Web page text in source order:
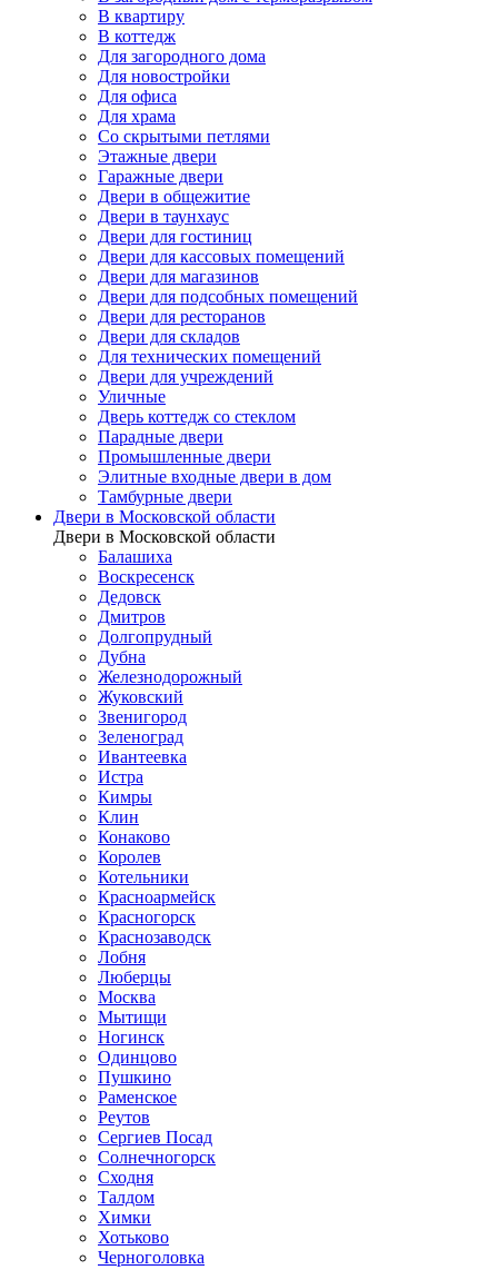
В квартиру
В коттедж
Для загородного дома
Для новостройки
Для офиса
Для храма
Со скрытыми петлями
Этажные двери
Гаражные двери
Двери в общежитие
Двери в таунхаус
Двери для гостиниц
Двери для кассовых помещений
Двери для магазинов
Двери для подсобных помещений
Двери для ресторанов
Двери для складов
Для технических помещений
Двери для учреждений
Уличные
Дверь коттедж со стеклом
Парадные двери
Промышленные двери
Элитные входные двери в дом
Тамбурные двери
Двери в Московской области
Двери в Московской области
Балашиха
Воскресенск
Дедовск
Дмитров
Долгопрудный
Дубна
Железнодорожный
Жуковский
Звенигород
Зеленоград
Ивантеевка
Истра
Кимры
Клин
Конаково
Королев
Котельники
Красноармейск
Красногорск
Краснозаводск
Лобня
Люберцы
Москва
Мытищи
Ногинск
Одинцово
Пушкино
Раменское
Реутов
Сергиев Посад
Солнечногорск
Сходня
Талдом
Химки
Хотьково
Черноголовка